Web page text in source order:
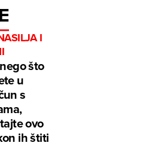
I
što
u
s
ovo
ih štiti